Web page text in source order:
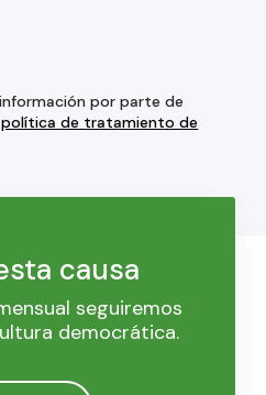
por parte de
política de tratamiento de
causa
seguiremos
democrática.